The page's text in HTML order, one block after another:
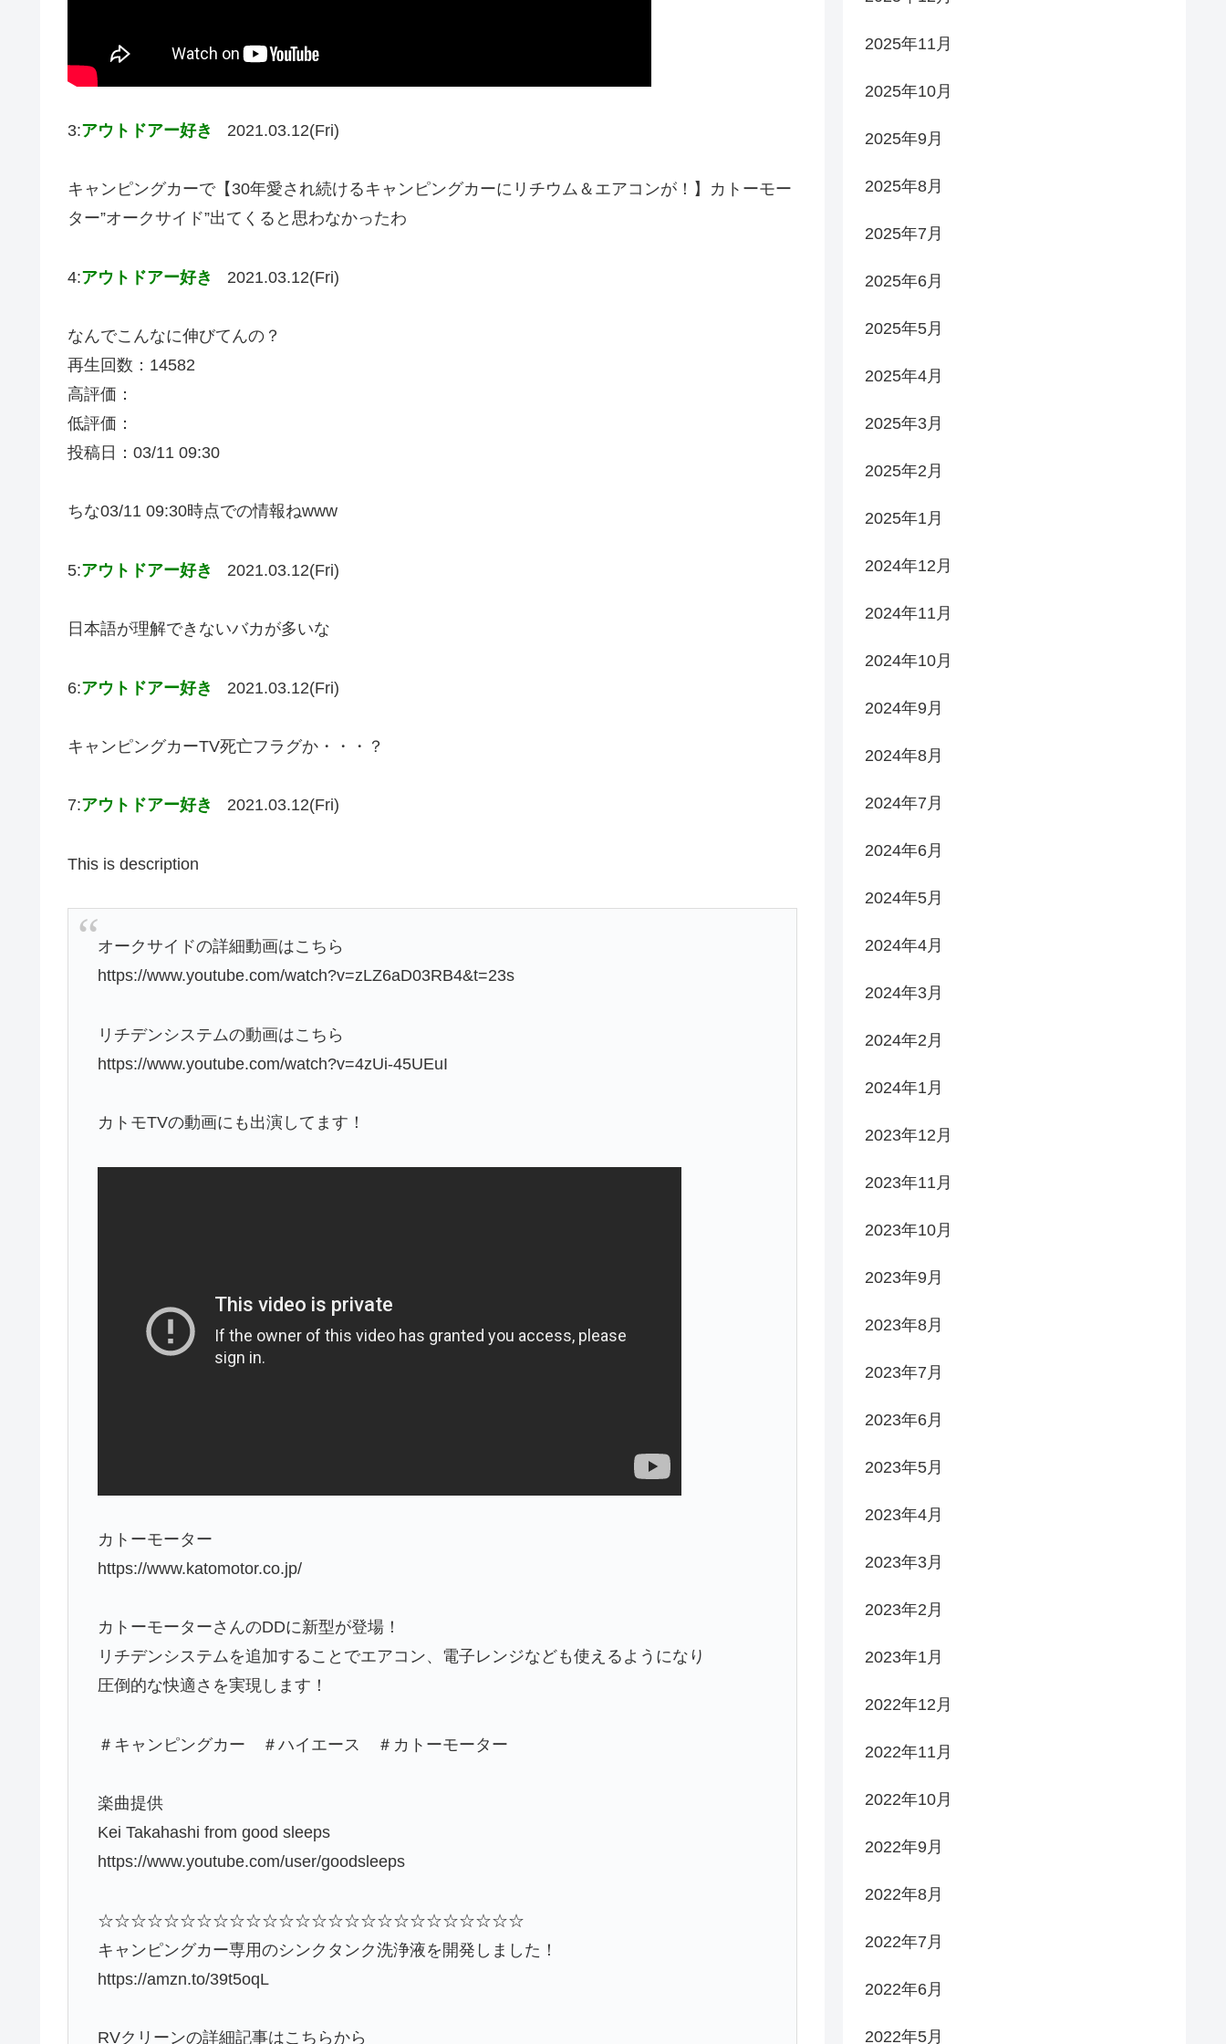
3:アウトドアー好き 2021.03.12(Fri)
キャンピングカーで【30年愛され続けるキャンピングカーにリチウム＆エアコンが！】カトーモー
ター”オークサイド”出てくると思わなかったわ
4:アウトドアー好き 2021.03.12(Fri)
なんでこんなに伸びてんの？
再生回数：14582
高評価：
低評価：
投稿日：03/11 09:30
ちな03/11 09:30時点での情報ねwww
5:アウトドアー好き 2021.03.12(Fri)
日本語が理解できないバカが多いな
6:アウトドアー好き 2021.03.12(Fri)
キャンピングカーTV死亡フラグか・・・？
7:アウトドアー好き 2021.03.12(Fri)
This is description
オークサイドの詳細動画はこちら
https://www.youtube.com/watch?v=zLZ6aD03RB4&t=23s
リチデンシステムの動画はこちら
https://www.youtube.com/watch?v=4zUi-45UEuI
カトモTVの動画にも出演してます！
カトーモーター
https://www.katomotor.co.jp/
カトーモーターさんのDDに新型が登場！
リチデンシステムを追加することでエアコン、電子レンジなども使えるようになり
圧倒的な快適さを実現します！
＃キャンピングカー ＃ハイエース ＃カトーモーター
楽曲提供
Kei Takahashi from good sleeps
https://www.youtube.com/user/goodsleeps
☆☆☆☆☆☆☆☆☆☆☆☆☆☆☆☆☆☆☆☆☆☆☆☆☆☆
キャンピングカー専用のシンクタンク洗浄液を開発しました！
https://amzn.to/39t5oqL
RVクリーンの詳細記事はこちらから
2025年11月
2025年10月
2025年9月
2025年8月
2025年7月
2025年6月
2025年5月
2025年4月
2025年3月
2025年2月
2025年1月
2024年12月
2024年11月
2024年10月
2024年9月
2024年8月
2024年7月
2024年6月
2024年5月
2024年4月
2024年3月
2024年2月
2024年1月
2023年12月
2023年11月
2023年10月
2023年9月
2023年8月
2023年7月
2023年6月
2023年5月
2023年4月
2023年3月
2023年2月
2023年1月
2022年12月
2022年11月
2022年10月
2022年9月
2022年8月
2022年7月
2022年6月
2022年5月